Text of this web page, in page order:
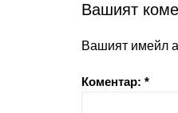
Вашият
Вашият имейл
Коментар: *